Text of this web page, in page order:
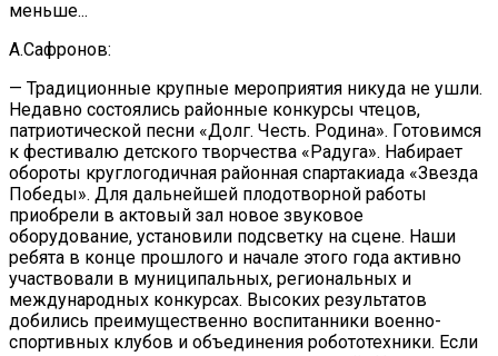
меньше...
А.Сафронов:
— Традиционные крупные мероприятия никуда не ушли.
Недавно состоялись районные конкурсы чтецов,
патриотической песни «Долг. Честь. Родина». Готовимся
к фестивалю детского творчества «Радуга». Набирает
обороты круглогодичная районная спартакиада «Звезда
Победы». Для дальнейшей плодотворной работы
приобрели в актовый зал новое звуковое
оборудование, установили подсветку на сцене. Наши
ребята в конце прошлого и начале этого года активно
участвовали в муниципальных, региональных и
международных конкурсах. Высоких результатов
добились преимущественно воспитанники военно-
спортивных клубов и объединения робототехники. Если